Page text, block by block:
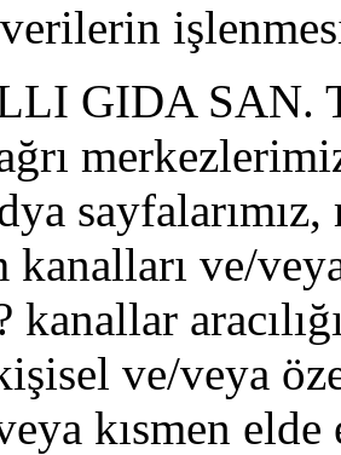
GIDA SAN.
ve/
kanallar
ve/veya
kısmen